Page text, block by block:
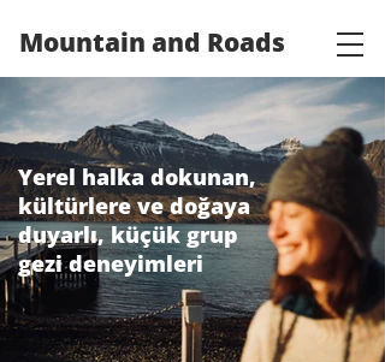
Mountain and Roads
Yerel halka dokunan,
kültürlere ve doğaya
duyarlı, küçük grup
gezi deneyimleri